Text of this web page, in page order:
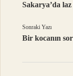
Sakarya’da laz
Sonraki Yazı
Bir kocanın